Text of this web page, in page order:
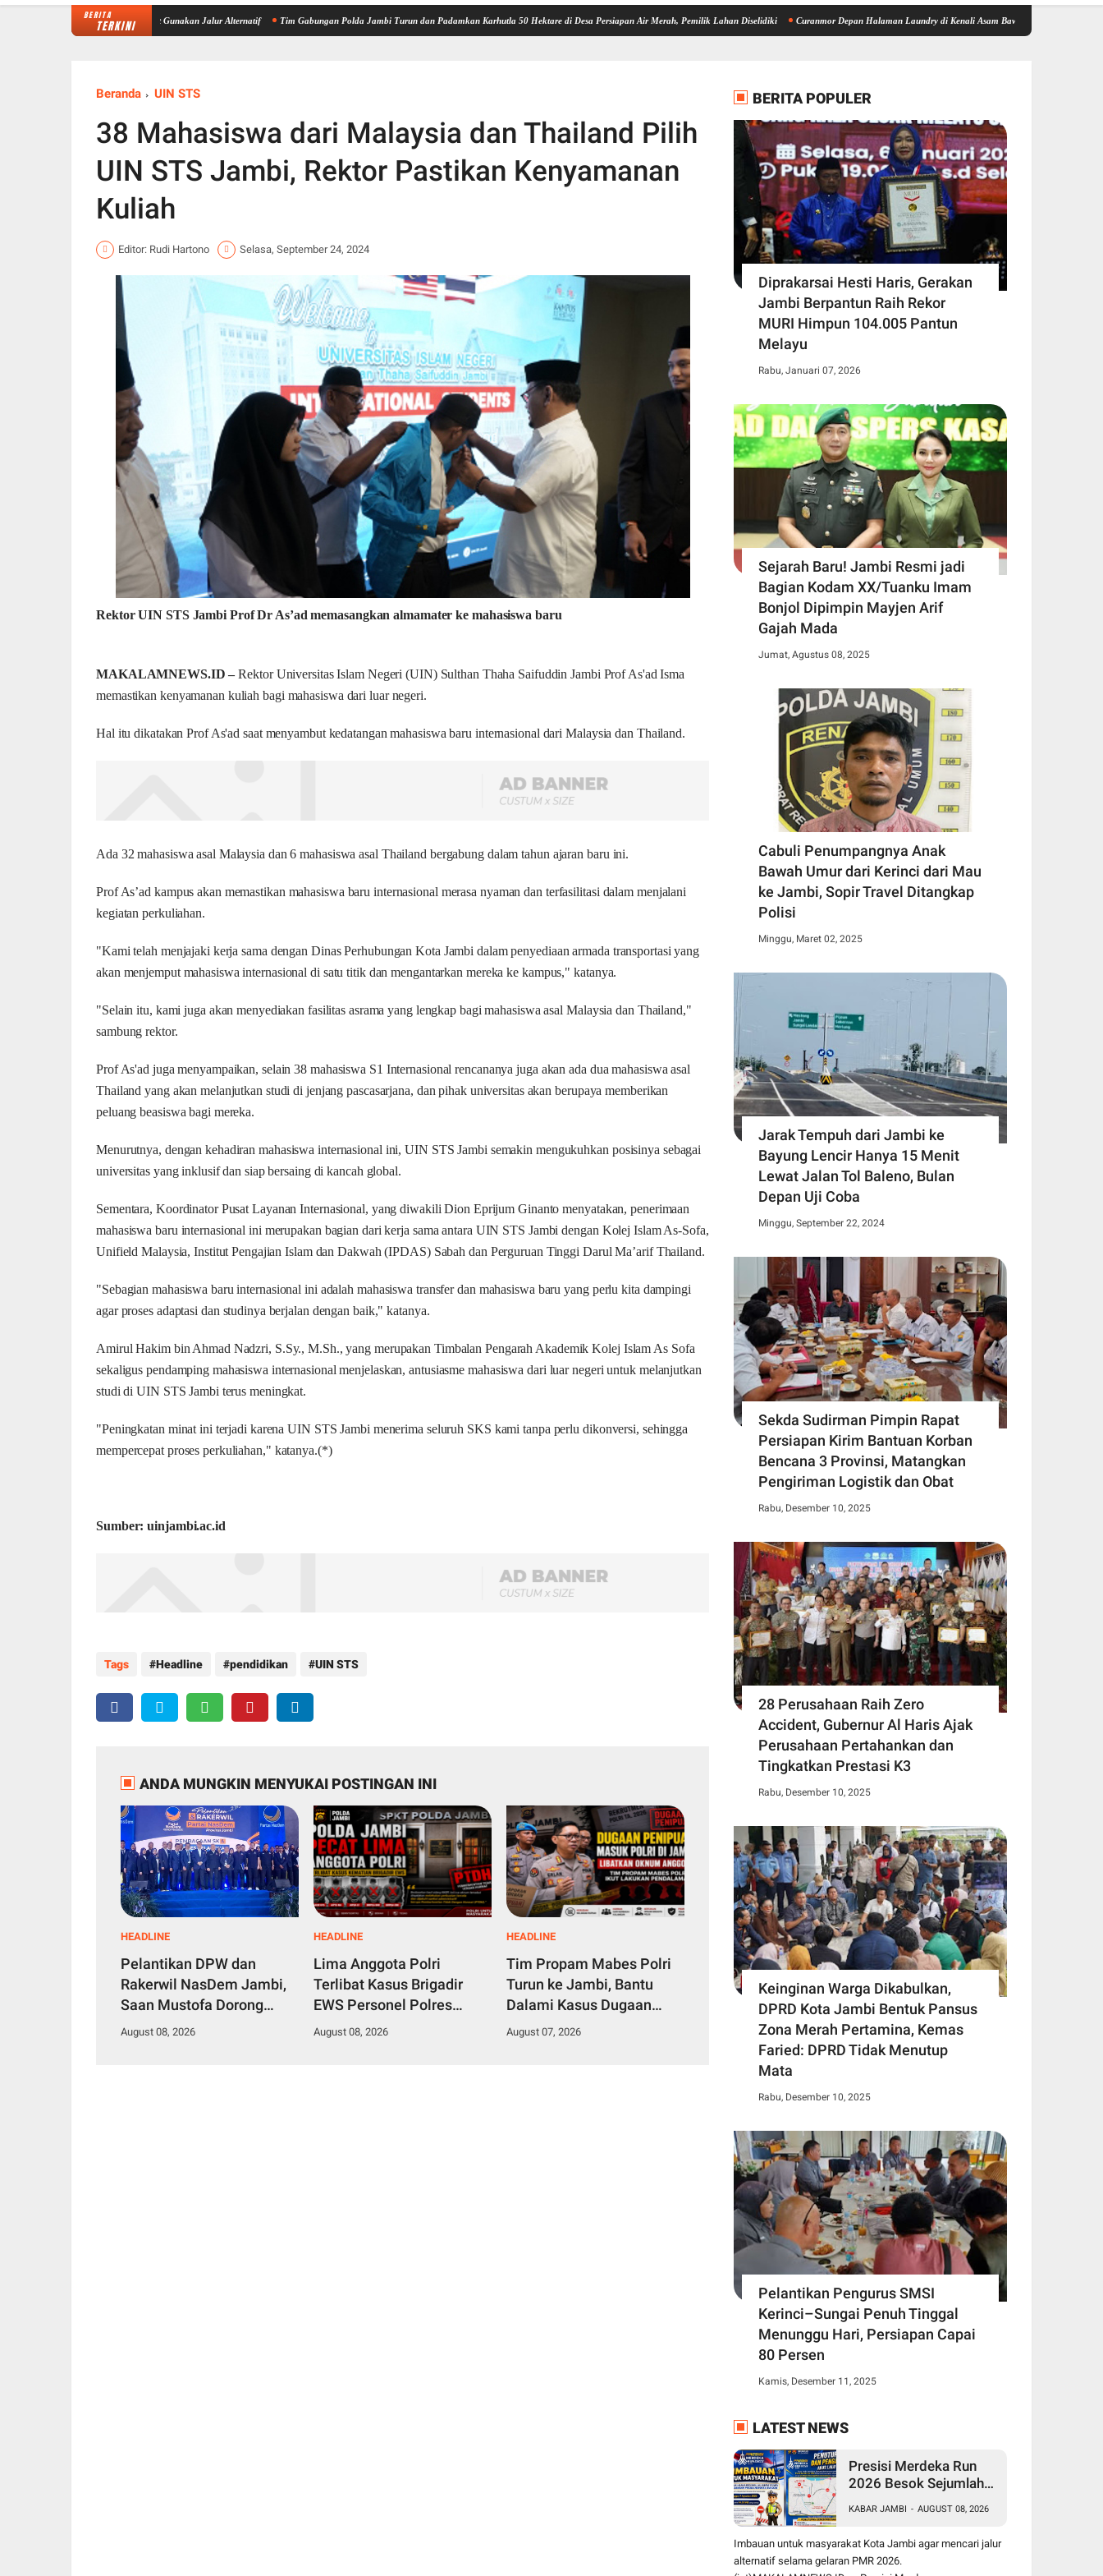
BERITA
TERKINI
Jambi Imbau Masyarakat Gunakan Jalur Alternatif Tim Gabungan Polda Jambi Turun dan Padamkan Karhutla 50 Hektare di Desa Persiapan Air Merah, Pemilik Lahan Diselidiki Curanmor Depan Halaman Laundry di Kenali Asam Bawah Kota Jambi, Tiga Pelaku
Beranda UIN STS
38 Mahasiswa dari Malaysia dan Thailand Pilih
UIN STS Jambi, Rektor Pastikan Kenyamanan
Kuliah
Editor: Rudi Hartono Selasa, September 24, 2024
Rektor UIN STS Jambi Prof Dr As’ad memasangkan almamater ke mahasiswa baru
MAKALAMNEWS.ID –Rektor Universitas Islam Negeri (UIN) Sulthan Thaha Saifuddin Jambi Prof As'ad Isma
memastikan kenyamanan kuliah bagi mahasiswa dari luar negeri.
Hal itu dikatakan Prof As'ad saat menyambut kedatangan mahasiswa baru internasional dari Malaysia dan Thailand.
Ada 32 mahasiswa asal Malaysia dan 6 mahasiswa asal Thailand bergabung dalam tahun ajaran baru ini.
Prof As’ad kampus akan memastikan mahasiswa baru internasional merasa nyaman dan terfasilitasi dalam menjalani
kegiatan perkuliahan.
"Kami telah menjajaki kerja sama dengan Dinas Perhubungan Kota Jambi dalam penyediaan armada transportasi yang
akan menjemput mahasiswa internasional di satu titik dan mengantarkan mereka ke kampus," katanya.
"Selain itu, kami juga akan menyediakan fasilitas asrama yang lengkap bagi mahasiswa asal Malaysia dan Thailand,"
sambung rektor.
Prof As'ad juga menyampaikan, selain 38 mahasiswa S1 Internasional rencananya juga akan ada dua mahasiswa asal
Thailand yang akan melanjutkan studi di jenjang pascasarjana, dan pihak universitas akan berupaya memberikan
peluang beasiswa bagi mereka.
Menurutnya, dengan kehadiran mahasiswa internasional ini, UIN STS Jambi semakin mengukuhkan posisinya sebagai
universitas yang inklusif dan siap bersaing di kancah global.
Sementara, Koordinator Pusat Layanan Internasional, yang diwakili Dion Eprijum Ginanto menyatakan, penerimaan
mahasiswa baru internasional ini merupakan bagian dari kerja sama antara UIN STS Jambi dengan Kolej Islam As-Sofa,
Unifield Malaysia, Institut Pengajian Islam dan Dakwah (IPDAS) Sabah dan Perguruan Tinggi Darul Ma’arif Thailand.
"Sebagian mahasiswa baru internasional ini adalah mahasiswa transfer dan mahasiswa baru yang perlu kita dampingi
agar proses adaptasi dan studinya berjalan dengan baik," katanya.
Amirul Hakim bin Ahmad Nadzri, S.Sy., M.Sh., yang merupakan Timbalan Pengarah Akademik Kolej Islam As Sofa
sekaligus pendamping mahasiswa internasional menjelaskan, antusiasme mahasiswa dari luar negeri untuk melanjutkan
studi di UIN STS Jambi terus meningkat.
"Peningkatan minat ini terjadi karena UIN STS Jambi menerima seluruh SKS kami tanpa perlu dikonversi, sehingga
mempercepat proses perkuliahan," katanya.(*)
Sumber: uinjambi.ac.id
Tags Headline pendidikan UIN STS
ANDA MUNGKIN MENYUKAI POSTINGAN INI
HEADLINE
Pelantikan DPW dan
Rakerwil NasDem Jambi,
Saan Mustofa Dorong
Kader Tingkatkan
August 08, 2026
HEADLINE
Lima Anggota Polri
Terlibat Kasus Brigadir
EWS Personel Polres
Tanjung Jabung Timur
August 08, 2026
HEADLINE
Tim Propam Mabes Polri
Turun ke Jambi, Bantu
Dalami Kasus Dugaan
Penipuan Rekrutmen
August 07, 2026
BERITA POPULER
Diprakarsai Hesti Haris, Gerakan
Jambi Berpantun Raih Rekor
MURI Himpun 104.005 Pantun
Melayu
Rabu, Januari 07, 2026
Sejarah Baru! Jambi Resmi jadi
Bagian Kodam XX/Tuanku Imam
Bonjol Dipimpin Mayjen Arif
Gajah Mada
Jumat, Agustus 08, 2025
Cabuli Penumpangnya Anak
Bawah Umur dari Kerinci dari Mau
ke Jambi, Sopir Travel Ditangkap
Polisi
Minggu, Maret 02, 2025
Jarak Tempuh dari Jambi ke
Bayung Lencir Hanya 15 Menit
Lewat Jalan Tol Baleno, Bulan
Depan Uji Coba
Minggu, September 22, 2024
Sekda Sudirman Pimpin Rapat
Persiapan Kirim Bantuan Korban
Bencana 3 Provinsi, Matangkan
Pengiriman Logistik dan Obat
Rabu, Desember 10, 2025
28 Perusahaan Raih Zero
Accident, Gubernur Al Haris Ajak
Perusahaan Pertahankan dan
Tingkatkan Prestasi K3
Rabu, Desember 10, 2025
Keinginan Warga Dikabulkan,
DPRD Kota Jambi Bentuk Pansus
Zona Merah Pertamina, Kemas
Faried: DPRD Tidak Menutup
Mata
Rabu, Desember 10, 2025
Pelantikan Pengurus SMSI
Kerinci–Sungai Penuh Tinggal
Menunggu Hari, Persiapan Capai
80 Persen
Kamis, Desember 11, 2025
LATEST NEWS
Presisi Merdeka Run
2026 Besok Sejumlah
Ditutup, Polda Jambi
Imbau Masyarakat
Gunakan Jalur Alternatif
KABAR JAMBI - AUGUST 08, 2026
Imbauan untuk masyarakat Kota Jambi agar mencari jalur
alternatif selama gelaran PMR 2026.